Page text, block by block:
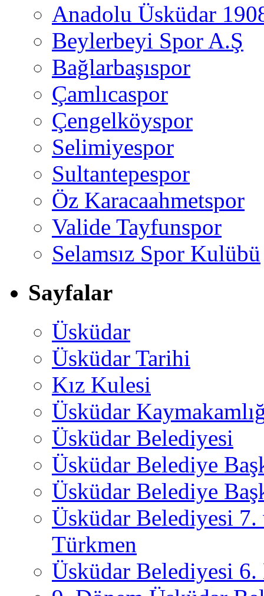
Anadolu Üsküdar
Beylerbeyi Spor A.Ş
Bağlarbaşıspor
Çamlıcaspor
Çengelköyspor
Selimiyespor
Sultantepespor
Öz Karacaahmetspor
Valide Tayfunspor
Selamsız Spor Kulübü
Sayfalar
Üsküdar
Üsküdar Tarihi
Kız Kulesi
Üsküdar
Üsküdar Belediyesi
Üsküdar Belediye
Üsküdar Belediye
Üsküdar Belediyesi
Türkmen
Üsküdar Belediyesi 6.